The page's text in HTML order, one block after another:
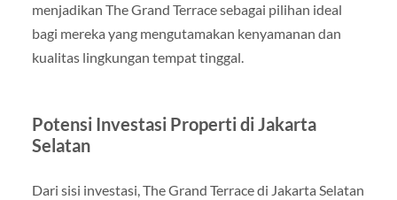
menjadikan The Grand Terrace sebagai pilihan ideal
bagi mereka yang mengutamakan kenyamanan dan
kualitas lingkungan tempat tinggal.
Potensi Investasi Properti di Jakarta
Selatan
Dari sisi investasi, The Grand Terrace di Jakarta Selatan